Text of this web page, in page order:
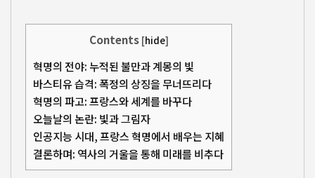
Contents [hide]
혁명의 전야: 누적된 불만과 계몽의 빛
바스티유 습격: 폭정의 상징을 무너뜨리다
혁명의 파고: 프랑스와 세계를 바꾸다
오늘날의 논란: 빛과 그림자
인공지능 시대, 프랑스 혁명에서 배우는 지혜
결론하며: 역사의 거울을 통해 미래를 비추다